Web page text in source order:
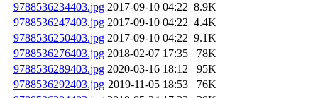
9788536234403.jpg 2017-09-10 04:22 8.9K
9788536247403.jpg 2017-09-10 04:22 4.4K
9788536250403.jpg 2017-09-10 04:22 9.1K
9788536276403.jpg 2018-02-07 17:35
78K
9788536289403.jpg 2020-03-16 18:12
95K
9788536292403.jpg 2019-11-05 18:53
76K